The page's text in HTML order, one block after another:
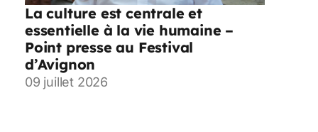
La culture est centrale et
essentielle à la vie humaine –
Point presse au Festival
d’Avignon
09 juillet 2026